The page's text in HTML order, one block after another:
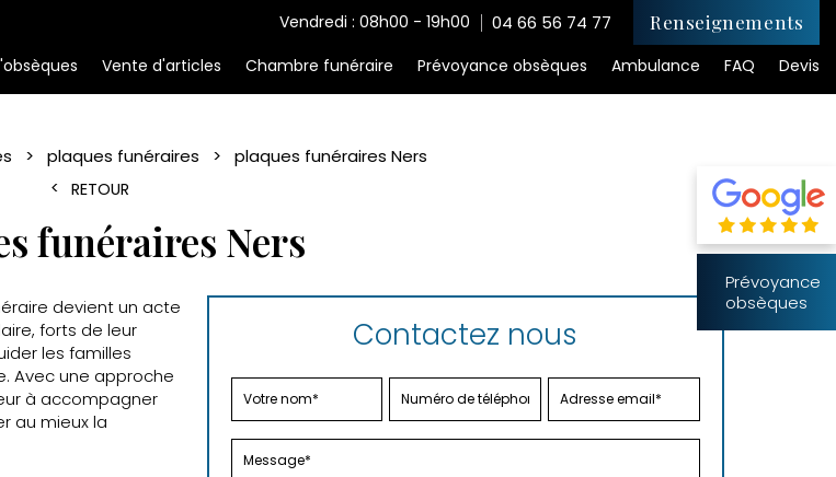
Vendredi : 08h00 - 19h00 04 66 56 74 77 Renseignements
Vente d'articles Chambre funéraire Prévoyance obsèques Ambulance FAQ Devis
plaques funéraires plaques funéraires Ners
RETOUR
funéraires Ners
devient un acte
forts de leur
les familles
Avec une approche
à accompagner
au mieux la
Contactez nous
Prévoyance
obsèques